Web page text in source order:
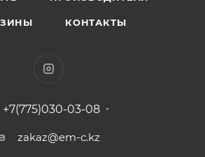
КОНТАКТЫ
+7(775)030-03-08
zakaz@em-c.kz